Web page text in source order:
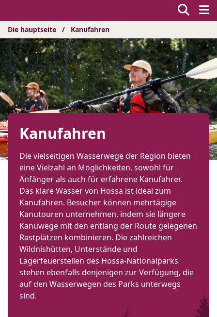
Die hauptseite / Kanufahren
Kanufahren
Die vielseitigen Wasserwege der Region bieten
eine Vielzahl an Möglichkeiten, sowohl für
Anfänger als auch für erfahrene Kanufahrer.
Das klare Wasser von Hossa ist ideal zum
Kanufahren. Besucher können mehrtägige
Kanutouren unternehmen, indem sie längere
Kanuwege mit den entlang der Route gelegenen
Rastplätzen kombinieren. Die zahlreichen
Wildnishütten, Unterstände und
Lagerfeuerstellen des Hossa-Nationalparks
stehen ebenfalls denjenigen zur Verfügung, die
auf den Wasserwegen des Parks unterwegs
sind.